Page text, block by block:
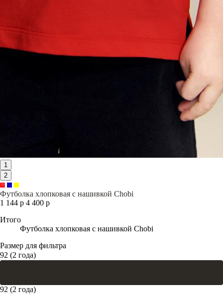
1
2
Футболка хлопковая с нашивкой Chobi
1 144 р 4 400 р
Итого
Футболка хлопковая с нашивкой Chobi
Размер для фильтра
92 (2 года)
92 (2 года)